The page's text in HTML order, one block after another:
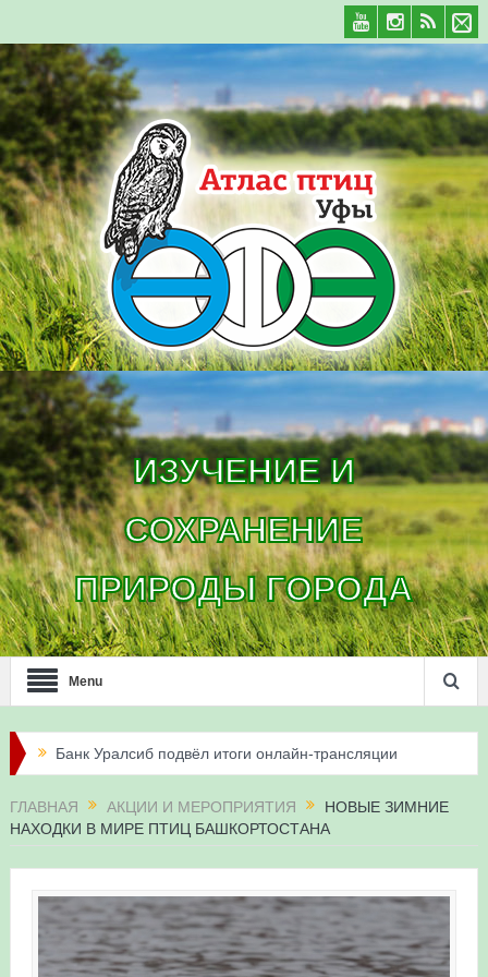
ИЗУЧЕНИЕ И
СОХРАНЕНИЕ
ПРИРОДЫ ГОРОДА
Menu
Банк Уралсиб подвёл итоги онлайн-трансляции
Итоги акции «Соловьиные вечера-2026» в
Три птенца сапсанов Уралсиба получили имена и
кольца
ГЛАВНАЯ АКЦИИ И МЕРОПРИЯТИЯ
НОВЫЕ ЗИМНИЕ
НАХОДКИ В МИРЕ ПТИЦ БАШКОРТОСТАНА